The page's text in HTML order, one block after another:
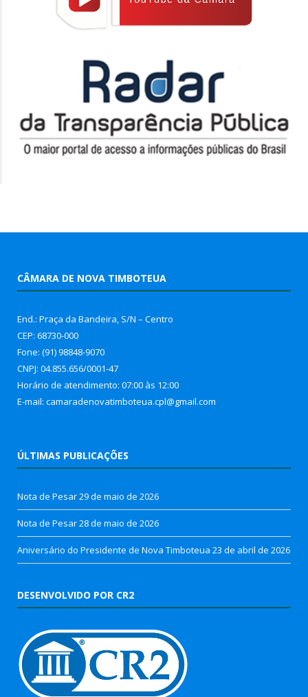
CÂMARA DE NOVA TIMBOTEUA
End.: Praça da Bandeira, S/N – Centro
CEP: 68730-000
Fone: (91) 98848-9070
CNPJ: 04.855.656/0001-47
Horário de atendimento: 07:00 às 12:00
E-mail: camaradenovatimboteua.cpl@gmail.com
ÚLTIMAS PUBLICAÇÕES
Nota de Pesar29 de maio de 2026
Nota de Pesar28 de maio de 2026
Aniversário do Presidente de Nova Timboteua 23 de abril de 2026
DESENVOLVIDO POR CR2